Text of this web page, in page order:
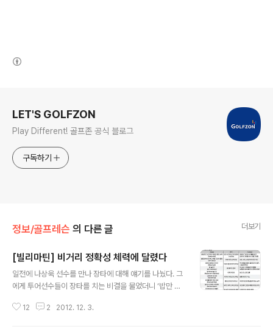
LET'S GOLFZON
Play Different! 골프존 공식 블로그
구독하기
정보/골프레슨 의 다른 글 더보기
[빌리마틴] 비거리 정확성 체력에 달렸다
일전에 나상욱 선수를 만나 장타에 대해 얘기를 나눴다. 그
에게 투어선수들이 장타를 치는 비결을 물었더니 ‘밥만 먹
그가 말한 운동이란 바로 체련단련이었다. 그는 좋은 밸런
12 2 2012. 12. 3.